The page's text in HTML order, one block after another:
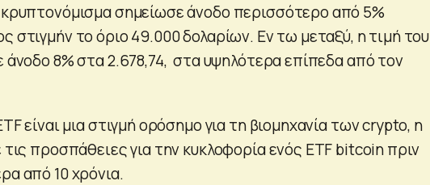
σημείωσε άνοδο περισσότερο από 5%
στιγμήν το όριο 49.000 δολαρίων. Εν τω μεταξύ, η τιμή του
8% στα 2.678,74, στα υψηλότερα επίπεδα από τον
είναι μια στιγμή ορόσημο για τη βιομηχανία των crypto, η
τις προσπάθειες για την κυκλοφορία ενός ETF bitcoin πριν
από 10 χρόνια.